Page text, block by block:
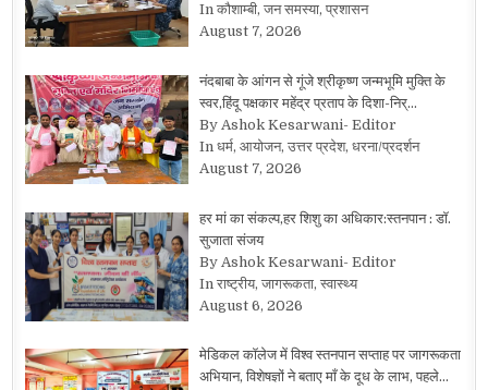
In कौशाम्बी, जन समस्या, प्रशासन
August 7, 2026
नंदबाबा के आंगन से गूंजे श्रीकृष्ण जन्मभूमि मुक्ति के
स्वर,हिंदू पक्षकार महेंद्र प्रताप के दिशा-निर्…
By Ashok Kesarwani- Editor
In धर्म, आयोजन, उत्तर प्रदेश, धरना/प्रदर्शन
August 7, 2026
हर मां का संकल्प,हर शिशु का अधिकार:स्तनपान : डॉ.
सुजाता संजय
By Ashok Kesarwani- Editor
In राष्ट्रीय, जागरूकता, स्वास्थ्य
August 6, 2026
मेडिकल कॉलेज में विश्व स्तनपान सप्ताह पर जागरूकता
अभियान, विशेषज्ञों ने बताए माँ के दूध के लाभ, पहले…